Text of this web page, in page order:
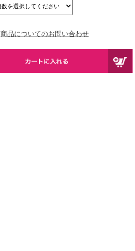
商品についてのお問い合わせ